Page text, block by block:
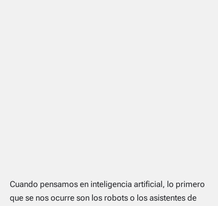
Cuando pensamos en inteligencia artificial, lo primero
que se nos ocurre son los robots o los asistentes de